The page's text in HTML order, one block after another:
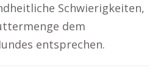
Schwierigkeiten,
dem
entsprechen.